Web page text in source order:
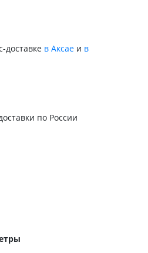
доставке в Аксае и в
по России